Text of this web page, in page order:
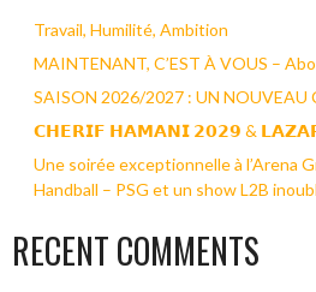
Travail, Humilité, Ambition
MAINTENANT, C’EST À VOUS –
SAISON 2026/2027 : UN NOUVEAU
𝗖𝗛𝗘𝗥𝗜𝗙 𝗛𝗔𝗠𝗔𝗡𝗜 𝟮𝟬𝟮𝟵 &
Une soirée exceptionnelle à l’Arena
Handball – PSG et un show L2B
RECENT COMMENTS